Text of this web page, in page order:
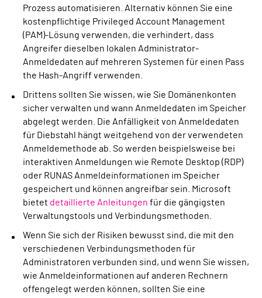
Prozess automatisieren. Alternativ können Sie eine
kostenpflichtige Privileged Account Management
(PAM)-Lösung verwenden, die verhindert, dass
Angreifer dieselben lokalen Administrator-
Anmeldedaten auf mehreren Systemen für einen Pass
the Hash-Angriff verwenden.
Drittens sollten Sie wissen, wie Sie Domänenkonten
sicher verwalten und wann Anmeldedaten im Speicher
abgelegt werden. Die Anfälligkeit von Anmeldedaten
für Diebstahl hängt weitgehend von der verwendeten
Anmeldemethode ab. So werden beispielsweise bei
interaktiven Anmeldungen wie Remote Desktop (RDP)
oder RUNAS Anmeldeinformationen im Speicher
gespeichert und können angreifbar sein. Microsoft
bietet detaillierte Anleitungen für die gängigsten
Verwaltungstools und Verbindungsmethoden.
Wenn Sie sich der Risiken bewusst sind, die mit den
verschiedenen Verbindungsmethoden für
Administratoren verbunden sind, und wenn Sie wissen,
wie Anmeldeinformationen auf anderen Rechnern
offengelegt werden können, sollten Sie eine